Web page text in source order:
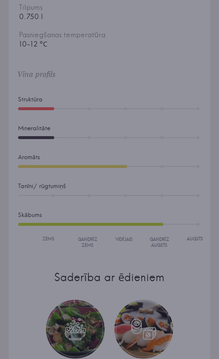
Tilpums
0.750 l
Pasniegšanas temperatūra
10-12 °С
Vīna profils
Struktūra
Mineralitāte
Aromāts
Tanīni/ rūgtumiņš
Skābums
ZEMS
GANDRĪZ
ZEMS
VIDĒJAIS
GANDRĪZ
AUGSTS
AUGSTS
Saderība ar ēdieniem